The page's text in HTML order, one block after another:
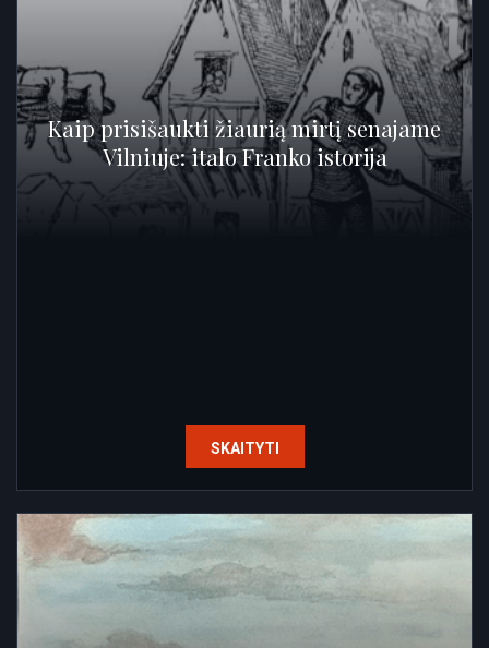
Kaip prisišaukti žiaurią mirtį senajame
Vilniuje: italo Franko istorija
SKAITYTI